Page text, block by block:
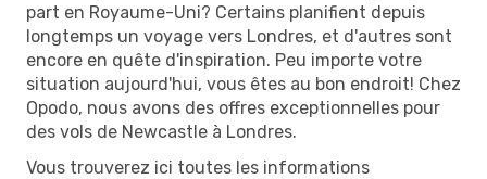
part en Royaume-Uni? Certains planifient depuis
longtemps un voyage vers Londres, et d'autres sont
encore en quête d'inspiration. Peu importe votre
situation aujourd'hui, vous êtes au bon endroit! Chez
Opodo, nous avons des offres exceptionnelles pour
des vols de Newcastle à Londres.
Vous trouverez ici toutes les informations